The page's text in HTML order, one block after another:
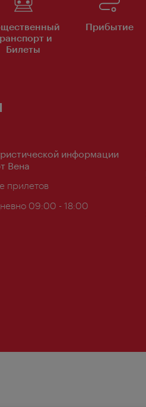
и
Билеты
Прибытие
информации
Вена
прилетов
09:00 - 18:00